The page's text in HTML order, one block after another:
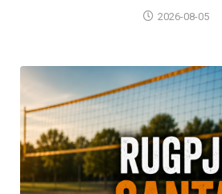
2026-08-05